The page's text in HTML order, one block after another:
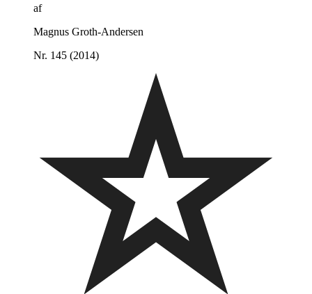
af
Magnus Groth-Andersen
Nr. 145 (2014)